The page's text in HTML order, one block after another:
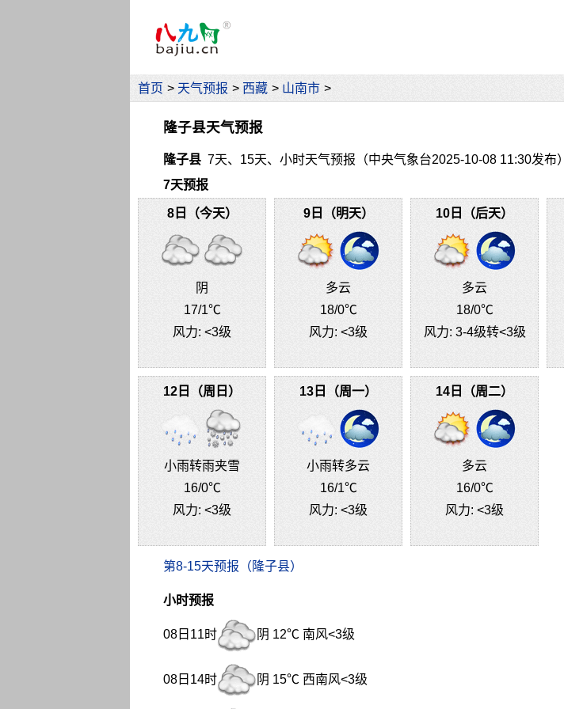
首页 > 天气预报 > 西藏 > 山南市 >
隆子县天气预报
隆子县 7天、15天、小时天气预报（中央气象台2025-10-08 11:30发布）
7天预报
8日（今天）
阴
17/1℃
风力: <3级
9日（明天）
多云
18/0℃
风力: <3级
10日（后天）
多云
18/0℃
风力: 3-4级转<3级
12日（周日）
小雨转雨夹雪
16/0℃
风力: <3级
13日（周一）
小雨转多云
16/1℃
风力: <3级
14日（周二）
多云
16/0℃
风力: <3级
第8-15天预报（隆子县）
小时预报
08日11时 阴 12℃ 南风<3级
08日14时 阴 15℃ 西南风<3级